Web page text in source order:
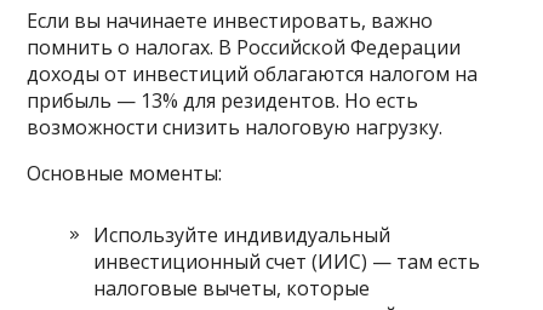
Если вы начинаете инвестировать, важно
помнить о налогах. В Российской Федерации
доходы от инвестиций облагаются налогом на
прибыль — 13% для резидентов. Но есть
возможности снизить налоговую нагрузку.
Основные моменты:
Используйте индивидуальный
инвестиционный счет (ИИС) — там есть
налоговые вычеты, которые